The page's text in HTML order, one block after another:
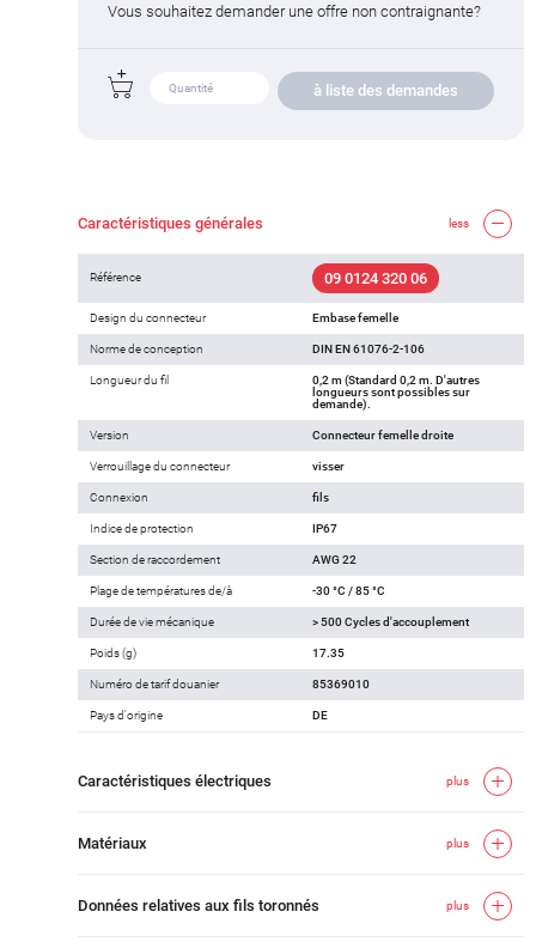
Vous souhaitez demander une offre non contraignante?
à liste des demandes
Caractéristiques générales less
Référence 09 0124 320 06
Design du connecteur Embase femelle
Norme de conception DIN EN 61076-2-106
Longueur du fil
0,2 m (Standard 0,2 m. D'autres
longueurs sont possibles sur
demande).
Version Connecteur femelle droite
Verrouillage du connecteur visser
Connexion fils
Indice de protection IP67
Section de raccordement AWG 22
Plage de températures de/à -30 °C / 85 °C
Durée de vie mécanique > 500 Cycles d'accouplement
Poids (g) 17.35
Numéro de tarif douanier 85369010
Pays d'origine DE
Caractéristiques électriques plus
Matériaux plus
Données relatives aux fils toronnés plus